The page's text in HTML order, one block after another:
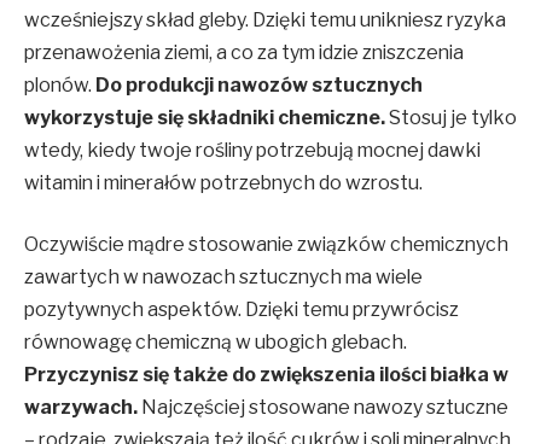
wcześniejszy skład gleby. Dzięki temu unikniesz ryzyka
przenawożenia ziemi, a co za tym idzie zniszczenia
plonów. Do produkcji nawozów sztucznych
wykorzystuje się składniki chemiczne.Stosuj je tylko
wtedy, kiedy twoje rośliny potrzebują mocnej dawki
witamin i minerałów potrzebnych do wzrostu.
Oczywiście mądre stosowanie związków chemicznych
zawartych w nawozach sztucznych ma wiele
pozytywnych aspektów. Dzięki temu przywrócisz
równowagę chemiczną w ubogich glebach.
Przyczynisz się także do zwiększenia ilości białka w
warzywach. Najczęściej stosowane nawozy sztuczne